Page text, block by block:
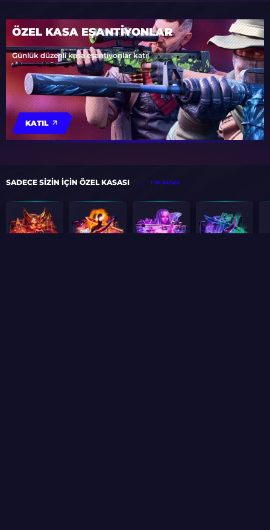
ÖZEL KASA EŞANTİYONLAR
Günlük düzenli kasa eşantiyonlar katıl
KATIL
SADECE SIZIN IÇIN ÖZEL KASASI TÜM KASASI